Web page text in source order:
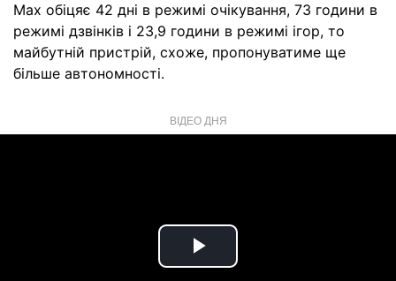
Max обіцяє 42 дні в режимі очікування, 73 години в
режимі дзвінків і 23,9 години в режимі ігор, то
майбутній пристрій, схоже, пропонуватиме ще
більше автономності.
ВІДЕО ДНЯ
Play